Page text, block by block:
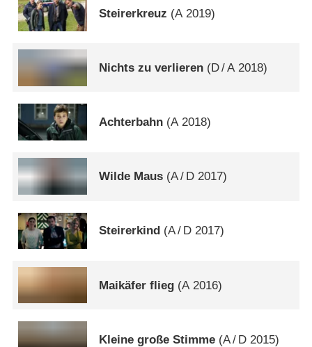
Steirerkreuz (A 2019)
Nichts zu verlieren (D/A 2018)
Achterbahn (A2018)
Wilde Maus (A/ D 2017)
Steirerkind (A/ D 2017)
Maikäfer flieg (A 2016)
Kleine große Stimme (A/ D 2015)